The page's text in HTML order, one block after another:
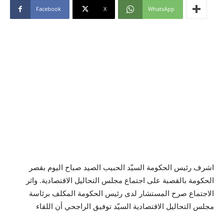
Facebook X WhatsApp
اشرف رئيس الحكومة السيّد الحبيب الصيد صباح اليوم بقصر
الحكومة بالقصبة على اجتماع مجلس التحاليل الاقتصادية. واثر
الاجتماع صرح المستشار لدى رئيس الحكومة المكلف برئاسة
مجلس التحاليل الاقتصادية السيّد توفيق الراجحي أن اللقاء